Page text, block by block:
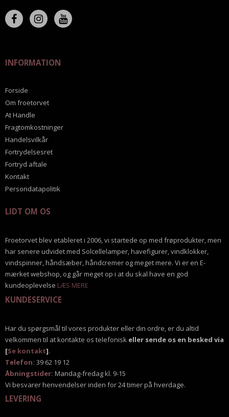
INFORMATION
Forside
Om froetorvet
At Handle
Fragtomkostninger
Handelsvilkår
Fortrydelsesret
Fortryd aftale
Kontakt
Persondatapolitik
LIDT OM OS
Froetorvet blev etableret i 2006, vi startede op med frøprodukter, men
har senere udvidet med Solcellelamper, havefigurer, vindklokker,
vindspinner, håndsæber, håndcremer og meget mere. Vi er en E-
mærket webshop, og går meget op i at du skal have en god
kundeoplevelse LÆS MERE
KUNDESERVICE
Har du spørgsmål til vores produkter eller din ordre, er du altid
velkommen til at kontakte os telefonisk eller sende os en besked via
[Se kontakt].
Telefon: 39 62 19 12
Åbningstider: Mandag-fredag kl. 9-15
Vi besvarer henvendelser inden for 24 timer på hverdage.
LEVERING